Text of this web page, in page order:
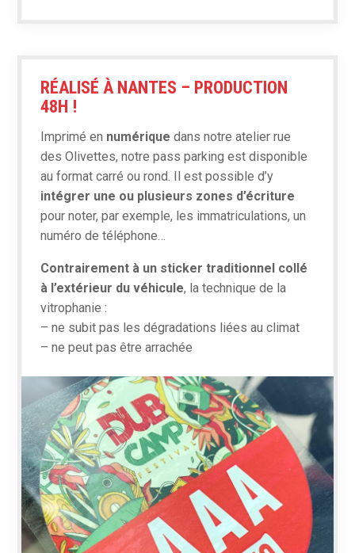
RÉALISÉ À NANTES – PRODUCTION
48H !
Imprimé en numérique dans notre atelier rue
des Olivettes, notre pass parking est disponible
au format carré ou rond. Il est possible d’y
intégrer une ou plusieurs zones d’écriture
pour noter, par exemple, les immatriculations, un
numéro de téléphone…
Contrairement à un sticker traditionnel collé
à l’extérieur du véhicule, la technique de la
vitrophanie :
– ne subit pas les dégradations liées au climat
– ne peut pas être arrachée
savoir
plus